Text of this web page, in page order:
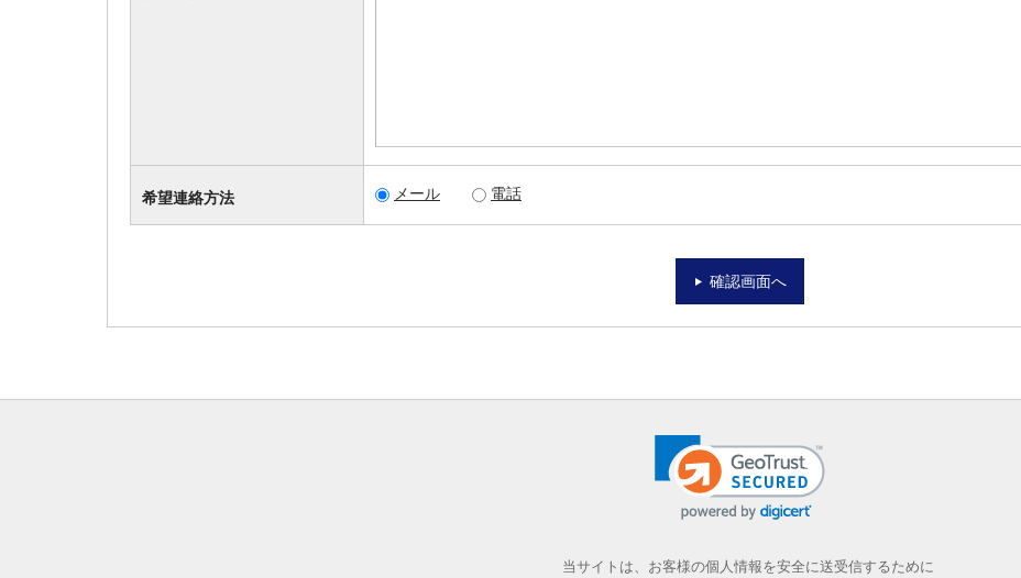
希望連絡方法 メール 電話
確認画面へ
当サイトは、お客様の個人情報を安全に送受信するために